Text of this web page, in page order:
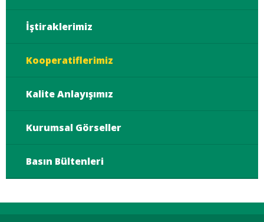
İştiraklerimiz
Kooperatiflerimiz
Kalite Anlayışımız
Kurumsal Görseller
Basın Bültenleri